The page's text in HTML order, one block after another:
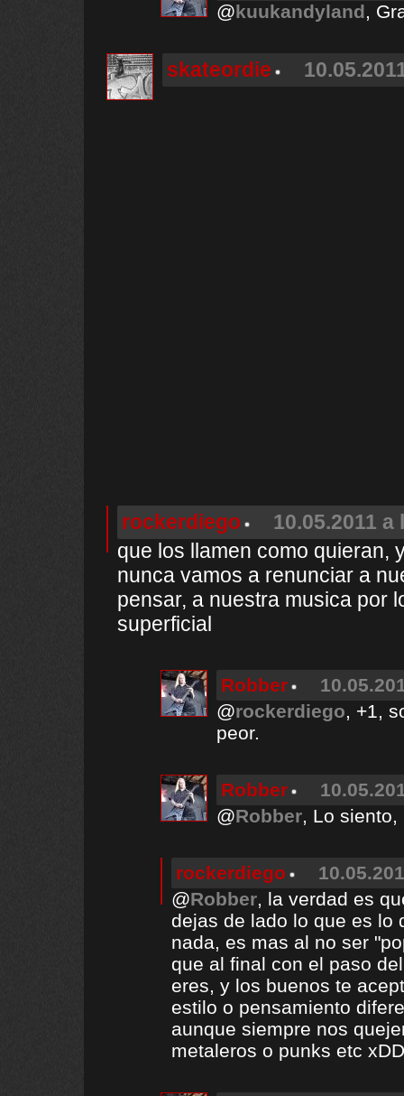
@kuukandyland,
skateordie
rockerdiego
10.05.2011 a
que los llamen como quieran,
nunca vamos a renunciar a
pensar, a nuestra musica por
superficial
Robber
@rockerdiego, +1,
peor.
Robber
@Robber, Lo
rockerdiego
@Robber, la verdad es
dejas de lado lo que es lo
nada, es mas al no ser
que al final con el paso
eres, y los buenos te
estilo o pensamiento
aunque siempre nos
metaleros o punks etc xDD